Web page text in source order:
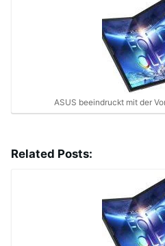
ASUS beeindruckt mit der
Related Posts: